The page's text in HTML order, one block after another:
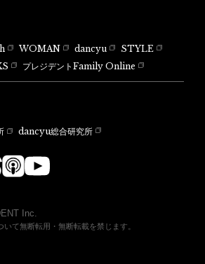
WOMAN dancyu
STYLE
プレジデントFamily Online
dancyu総合研究所
Inc.
て無断転用・無断転載を禁じます。